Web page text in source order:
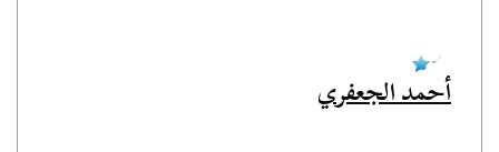
أحمد الجعفري